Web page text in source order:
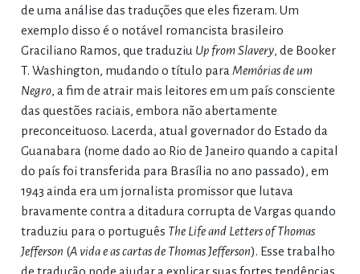
de uma análise das traduções que eles fizeram. Um
exemplo disso é o notável romancista brasileiro
Graciliano Ramos, que traduziu Up from Slavery, de Booker
T. Washington, mudando o título para Memórias de um
Negro, a fim de atrair mais leitores em um país consciente
das questões raciais, embora não abertamente
preconceituoso. Lacerda, atual governador do Estado da
Guanabara (nome dado ao Rio de Janeiro quando a capital
do país foi transferida para Brasília no ano passado), em
1943 ainda era um jornalista promissor que lutava
bravamente contra a ditadura corrupta de Vargas quando
traduziu para o português The Life and Letters of Thomas
Jefferson (A vida e as cartas de Thomas Jefferson). Esse trabalho